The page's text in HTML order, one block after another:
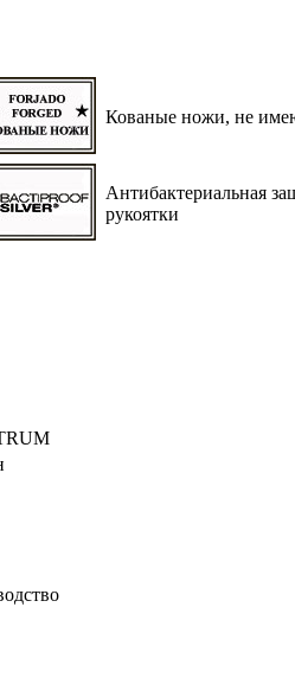
Кованые ножи, не
Антибактериальная
рукоятки